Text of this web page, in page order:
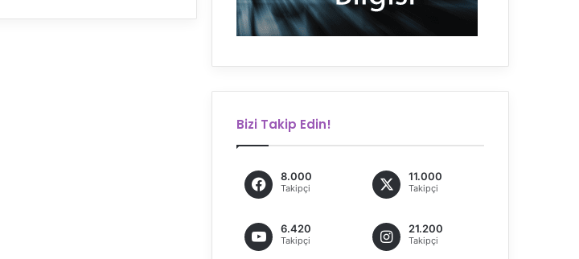
Bizi Takip Edin!
8.000
Takipçi
11.000
Takipçi
6.420
Takipçi
21.200
Takipçi